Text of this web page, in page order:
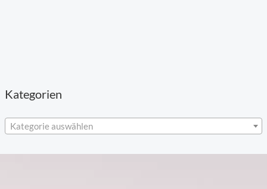
Kategorien
Kategorie auswählen